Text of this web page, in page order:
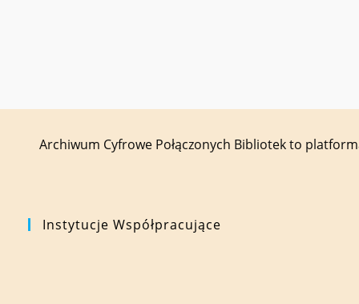
Archiwum Cyfrowe Połączonych Bibliotek to
Instytucje Współpracujące